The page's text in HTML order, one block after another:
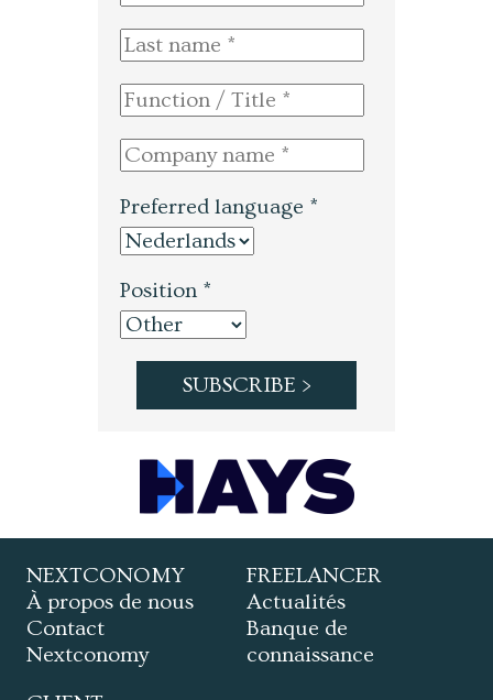
Preferred language *
Position *
NEXTCONOMY
À propos de nous
Contact
Nextconomy
FREELANCER
Actualités
Banque de
connaissance